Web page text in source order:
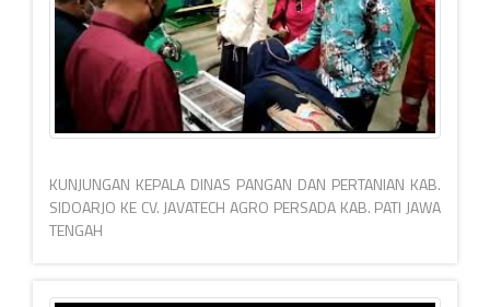
KUNJUNGAN KEPALA DINAS PANGAN DAN PERTANIAN KAB.
SIDOARJO KE CV. JAVATECH AGRO PERSADA KAB. PATI JAWA
TENGAH